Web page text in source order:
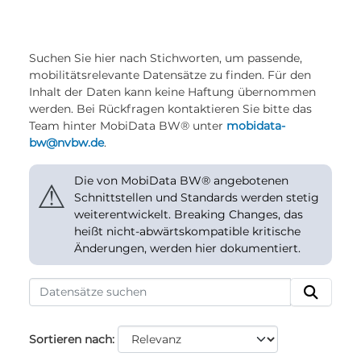
Suchen Sie hier nach Stichworten, um passende,
mobilitätsrelevante Datensätze zu finden. Für den
Inhalt der Daten kann keine Haftung übernommen
werden. Bei Rückfragen kontaktieren Sie bitte das
Team hinter MobiData BW® unter mobidata-
bw@nvbw.de.
⚠
Die von MobiData BW® angebotenen
Schnittstellen und Standards werden stetig
weiterentwickelt. Breaking Changes, das
heißt nicht-abwärtskompatible kritische
Änderungen, werden hier dokumentiert.
Sortieren nach